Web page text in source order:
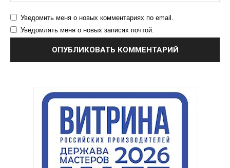
Уведомить меня о новых комментариях по email.
Уведомлять меня о новых записях почтой.